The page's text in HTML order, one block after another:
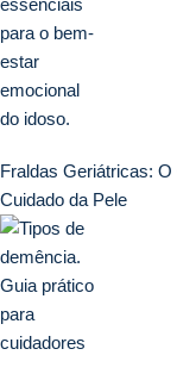
Fraldas Geriátricas:
Cuidado da Pele